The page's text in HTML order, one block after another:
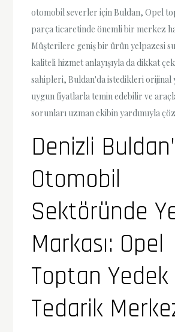
otomobil severler için Buldan, Opel
parça ticaretinde önemli bir merkez
Müşterilere geniş bir ürün yelpazesi
kaliteli hizmet anlayışıyla da dikkat
sahipleri, Buldan'da istedikleri orijinal
uygun fiyatlarla temin edebilir ve
sorunları uzman ekibin yardımıyla
Denizli
Otomobil
Sektöründe
Markası: Opel
Toptan Yedek
Tedarik